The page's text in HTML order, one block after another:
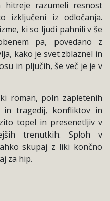
razumeli resnost
izključeni iz odločanja.
ki so ljudi pahnili v še
pa, povedano z
kako je svet zblaznel in
in pljučih, še več je je v
roman, poln zapletenih
in tragedij, konfliktov in
topel in presenetljiv v
trenutkih. Sploh v
skupaj z liki končno
za hip.